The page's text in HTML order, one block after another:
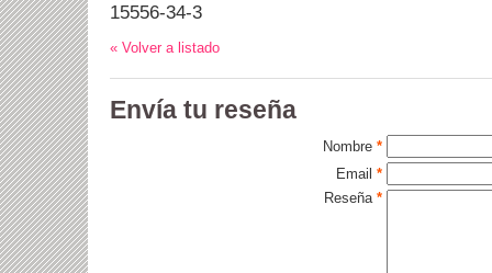
15556-34-3
« Volver a listado
Envía tu reseña
Nombre *
Email *
Reseña *